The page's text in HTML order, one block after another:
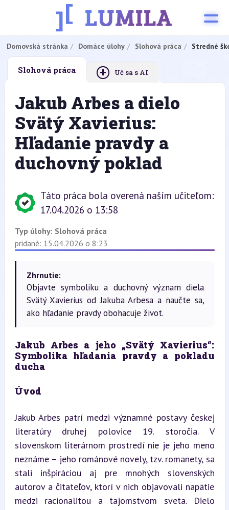
Domovská stránka Domáce úlohy Slohová práca Stredné
Slohová práca + Uč sa s AI
Jakub Arbes a dielo
Svätý Xavierius:
Hľadanie pravdy a
duchovný poklad
Táto práca bola overená naším učiteľom:
17.04.2026 o 13:58
Typ úlohy: Slohová práca
pridané: 15.04.2026 o 8:23
Zhrnutie:
Objavte symboliku a duchovný význam diela
Svätý Xavierius od Jakuba Arbesa a naučte sa,
ako hľadanie pravdy obohacuje život.
Jakub Arbes a jeho „Svätý Xavierius“:
Symbolika hľadania pravdy a pokladu
ducha
Úvod
Jakub Arbes patrí medzi významné postavy českej
literatúry druhej polovice 19. storočia. V
slovenskom literárnom prostredí nie je jeho meno
neznáme – jeho románové novely, tzv. romanety, sa
stali inšpiráciou aj pre mnohých slovenských
autorov a čitateľov, ktorí v nich objavovali napätie
medzi racionalitou a tajomstvom sveta. Dielo